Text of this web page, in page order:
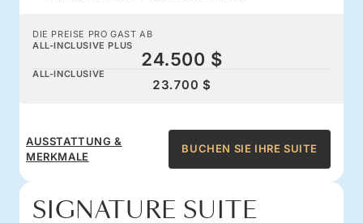
DIE PREISE PRO GAST AB
ALL-INCLUSIVE PLUS
24.500 $
ALL-INCLUSIVE
23.700 $
AUSSTATTUNG &
MERKMALE
BUCHEN SIE IHRE SUITE
SIGNATURE SUITE